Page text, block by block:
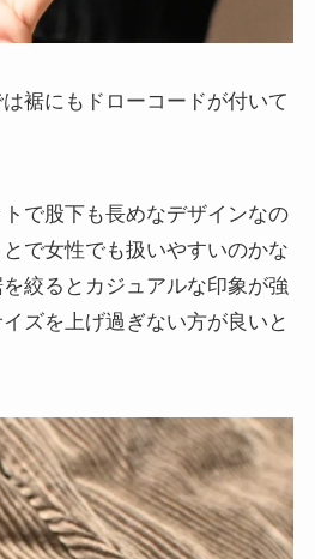
裾にもドローコードが付いて
で股下も長めなデザインなの
で女性でも扱いやすいのかな
絞るとカジュアルな印象が強
ズを上げ過ぎない方が良いと